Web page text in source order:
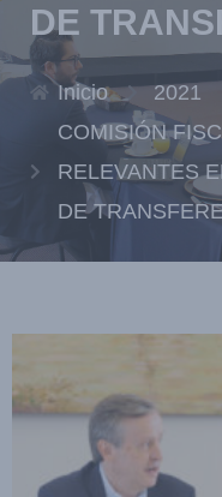
DE
Inicio
2021
COMISIÓN
RELEVANTES
DE